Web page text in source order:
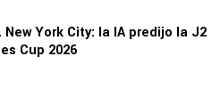
con doblete en la Final de
Sub-23